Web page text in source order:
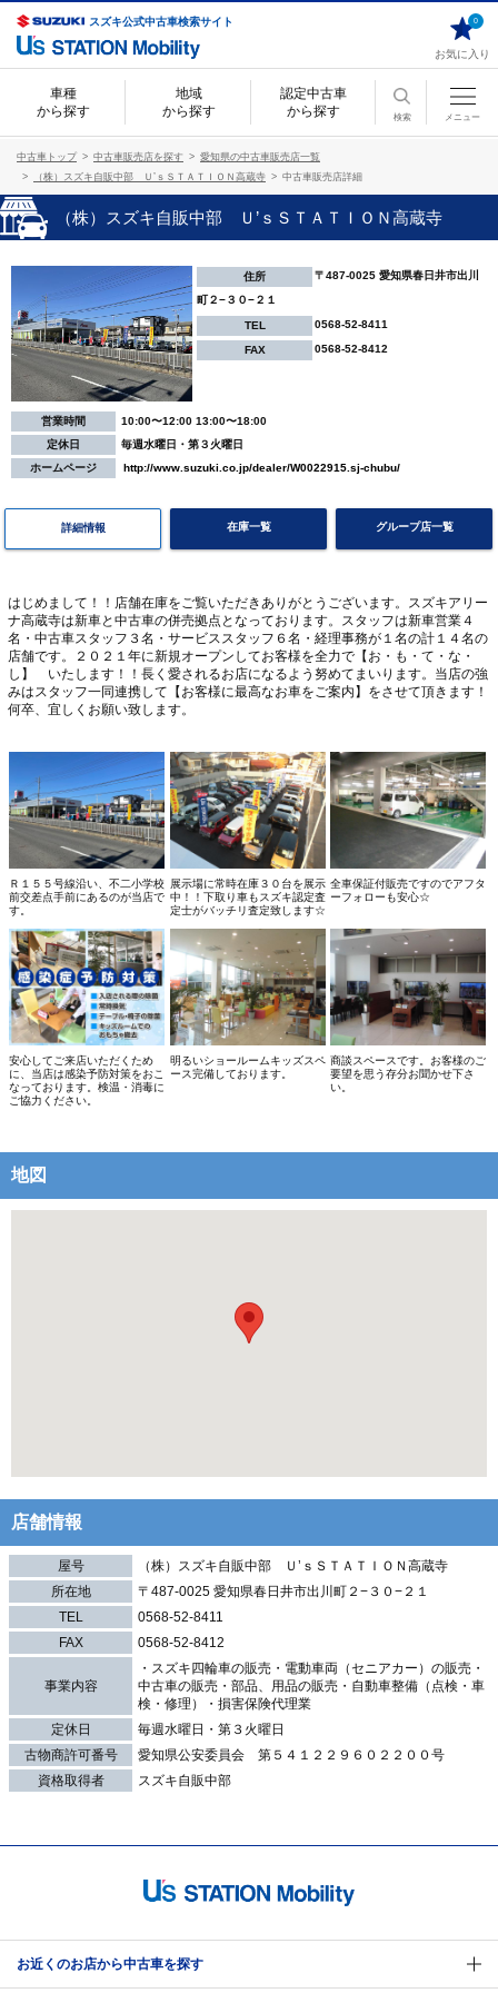
スズキ公式中古車検索サイト
お気に入り
0
車種
から探す
地域
から探す
認定中古車
から探す
検索 メニュー
中古車トップ 中古車販売店を探す
愛知県の中古車販売店一覧
（株）スズキ自販中部 Ｕ’ｓＳＴＡＴＩＯＮ高蔵寺
中古車販売店詳細
（株）スズキ自販中部 Ｕ’ｓＳＴＡＴＩＯＮ高蔵寺
住所 〒487-0025 愛知県春日井市出川
町２−３０−２１
TEL 0568-52-8411
FAX 0568-52-8412
営業時間
10:00〜12:00 13:00〜18:00
定休日
毎週水曜日・第３火曜日
ホームページ
http://www.suzuki.co.jp/dealer/W0022915.sj-chubu/
詳細情報 在庫一覧 グループ店一覧
はじめまして！！店舗在庫をご覧いただきありがとうございます。スズキアリー
ナ高蔵寺は新車と中古車の併売拠点となっております。スタッフは新車営業４
名・中古車スタッフ３名・サービススタッフ６名・経理事務が１名の計１４名の
店舗です。２０２１年に新規オープンしてお客様を全力で【お・も・て・な・
し】 いたします！！長く愛されるお店になるよう努めてまいります。当店の強
みはスタッフ一同連携して【お客様に最高なお車をご案内】をさせて頂きます！
何卒、宜しくお願い致します。
Ｒ１５５号線沿い、不二小学校
前交差点手前にあるのが当店で
す。
展示場に常時在庫３０台を展示
中！！下取り車もスズキ認定査
定士がバッチリ査定致します☆
全車保証付販売ですのでアフタ
ーフォローも安心☆
安心してご来店いただくため
に、当店は感染予防対策をおこ
なっております。検温・消毒に
ご協力ください。
明るいショールームキッズスペ
ース完備しております。
商談スペースです。お客様のご
要望を思う存分お聞かせ下さ
い。
地図
店舗情報
屋号
（株）スズキ自販中部 Ｕ’ｓＳＴＡＴＩＯＮ高蔵寺
所在地
〒487-0025 愛知県春日井市出川町２−３０−２１
TEL
0568-52-8411
FAX
0568-52-8412
事業内容
・スズキ四輪車の販売・電動車両（セニアカー）の販売・
中古車の販売・部品、用品の販売・自動車整備（点検・車
検・修理）・損害保険代理業
定休日
毎週水曜日・第３火曜日
古物商許可番号
愛知県公安委員会 第５４１２２９６０２２００号
資格取得者
スズキ自販中部
お近くのお店から中古車を探す